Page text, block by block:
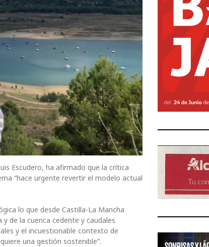
Escudero, ha afirmado que la crítica
“hace urgente revertir el modelo actual
lo que desde Castilla-La Mancha
de la cuenca cedente y caudales
y el incuestionable contexto de
una gestión sostenible”.